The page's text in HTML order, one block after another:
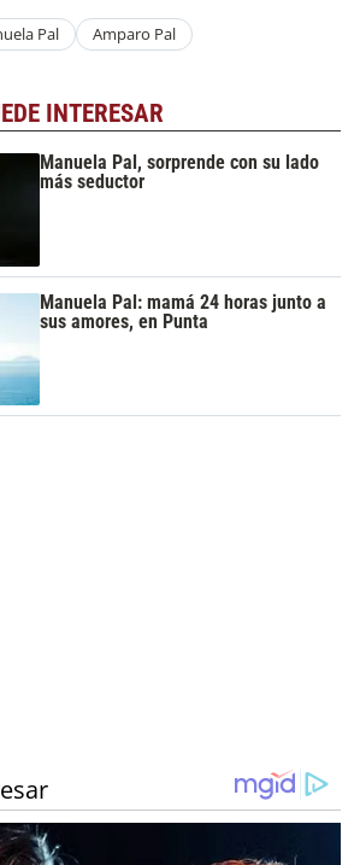
Pal Amparo Pal
INTERESAR
Manuela Pal, sorprende con su lado
más seductor
Manuela Pal: mamá 24 horas junto a
sus amores, en Punta